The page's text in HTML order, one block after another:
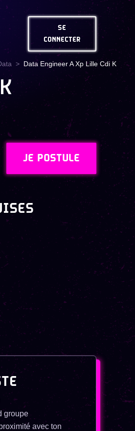
SE
CONNECTER
Data Engineer A Xp Lille Cdi K
JE POSTULE
groupe
avec ton